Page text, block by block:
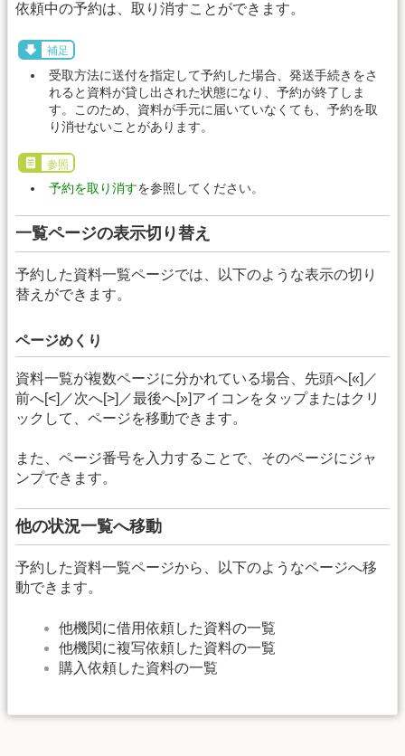
依頼中の予約は、取り消すことができます。
補足
受取方法に送付を指定して予約した場合、発送手続きをさ
れると資料が貸し出された状態になり、予約が終了しま
す。このため、資料が手元に届いていなくても、予約を取
り消せないことがあります。
参照
予約を取り消すを参照してください。
一覧ページの表示切り替え
予約した資料一覧ページでは、以下のような表示の切り
替えができます。
ページめくり
資料一覧が複数ページに分かれている場合、先頭へ[«]／
前へ[<]／次へ[>]／最後へ[»]アイコンをタップまたはクリ
ックして、ページを移動できます。
また、ページ番号を入力することで、そのページにジャ
ンプできます。
他の状況一覧へ移動
予約した資料一覧ページから、以下のようなページへ移
動できます。
他機関に借用依頼した資料の一覧
他機関に複写依頼した資料の一覧
購入依頼した資料の一覧